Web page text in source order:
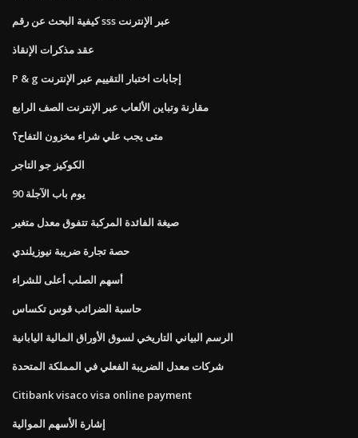
كيفية البحث عن رقم sss عبر الإنترنت
عقد مذكرات الإنقاذ
P & g إجابات اختبار التقييم عبر الإنترنت
مقارنة وتباين الألعاب عبر الإنترنت الصف الرابع
متى يجب علي شراء مخزون التفاح؟
الكوكيز جو التاجر
90 يوم باب الآجلة
صيغة الفائدة المركبة تتفوق معدل متغير
حصة تجارة ضريبة نيوزيلندي
أسهم الصلب أعلى للشراء
حاسبة الضرائب قوس تكساس
الرسم البياني التاريخي لسوق الأوراق المالية اليابانية
شركات معدل الضريبة الفعلي في المملكة المتحدة
Citibank visaco visa online payment
إشارة الأسهم الموالية